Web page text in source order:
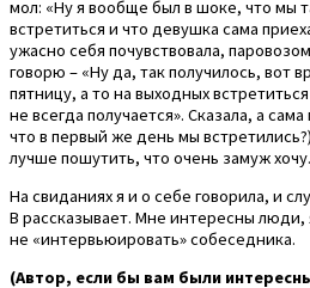
мол: «Ну я вообще был в шоке, что мы
встретиться и что девушка сама
ужасно себя почувствовала,
говорю – «Ну да, так получилось, вот
пятницу, а то на выходных
не всегда получается». Сказала, а
что в первый же день мы
лучше пошутить, что очень замуж хочу.
На свиданиях я и о себе говорила, и
В рассказывает. Мне интересны
не «интервьюировать» собеседника.
(Автор, если бы вам были